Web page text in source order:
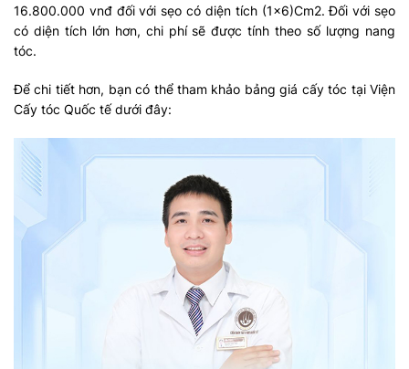
16.800.000 vnđ đối với sẹo có diện tích (1×6)Cm2. Đối với sẹo
có diện tích lớn hơn, chi phí sẽ được tính theo số lượng nang
tóc.
Để chi tiết hơn, bạn có thể tham khảo bảng giá cấy tóc tại Viện
Cấy tóc Quốc tế dưới đây: